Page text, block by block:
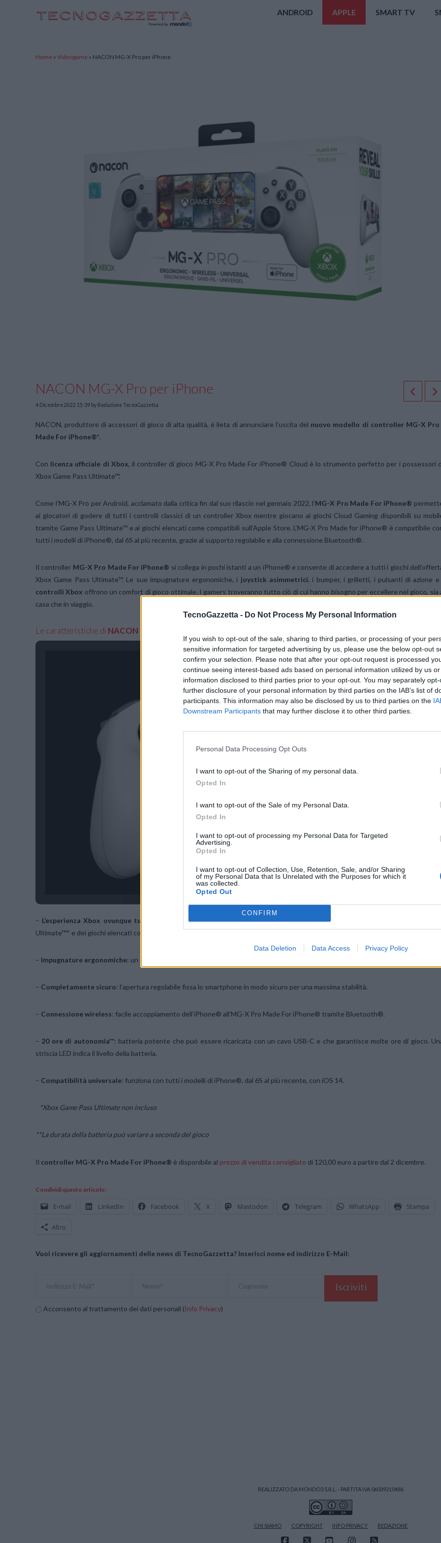
TecnoGazzetta - Do Not Process My Personal Information
If you wish to opt-out of the sale, sharing to third parties, or processing of your
sensitive information for targeted advertising by us, please use the below opt-out
confirm your selection. Please note that after your opt-out request is processed
continue seeing interest-based ads based on personal information utilized by us
information disclosed to third parties prior to your opt-out. You may separately
further disclosure of your personal information by third parties on the IAB’s list of
participants. This information may also be disclosed by us to third parties on the
Downstream Participants that may further disclose it to other third parties.
Personal Data Processing Opt Outs
I want to opt-out of the Sharing of my personal data.
Opted In
I want to opt-out of the Sale of my Personal Data.
Opted In
I want to opt-out of processing my Personal Data for Targeted
Advertising.
Opted In
I want to opt-out of Collection, Use, Retention, Sale, and/or Sharing
of my Personal Data that Is Unrelated with the Purposes for which it
was collected.
Opted Out
CONFIRM
Data Deletion Data Access Privacy Policy
ANDROID APPLE SMART TV
Home » Videogame » NACON MG-X Pro per iPhone
NACON MG-X Pro per iPhone
4 Dicembre 2022 15:39 by Redazione TecnoGazzetta
NACON, produttore di accessori di gioco di alta qualità, è lieta di annunciare l’uscita del nuovo modello di controller MG-X Pro
Made For iPhone®*.
Con licenza ufficiale di Xbox, il controller di gioco MG-X Pro Made For iPhone® Cloud è lo strumento perfetto per i possessori
Xbox Game Pass Ultimate™.
Come l’MG-X Pro per Android, acclamato dalla critica fin dal suo rilascio nel gennaio 2022, l’MG-X Pro Made For iPhone®
ai giocatori di godere di tutti i controlli classici di un controller Xbox mentre giocano ai giochi Cloud Gaming disponibili su
tramite Game Pass Ultimate™ e ai giochi elencati come compatibili sull’Apple Store. L’MG-X Pro Made for iPhone® è compatibile
tutti i modelli di iPhone®, dal 6S al più recente, grazie al supporto regolabile e alla connessione Bluetooth®.
Il controller MG-X Pro Made For iPhone® si collega in pochi istanti a un iPhone® e consente di accedere a tutti i giochi
Xbox Game Pass Ultimate™. Le sue impugnature ergonomiche, i joystick asimmetrici, i bumper, i grilletti, i pulsanti di azione
controlli Xbox offrono un comfort di gioco ottimale. I gamers troveranno tutto ciò di cui hanno bisogno per eccellere nel gioco, sia
casa che in viaggio.
Le caratteristiche di NACON MG-X Pro
– L’esperienza Xbox ovunque tu sia
: progettato per il controller Xbox iPhone®, ideale per godere dell’offerta Xbox Game
Ultimate™* e dei giochi elencati come compatibili sull’Apple Store.
– Impugnature ergonomiche: un design che garantisce comfort ottimale grazie al rivestimento dell’impugnatura.
– Completamente sicuro: l’apertura regolabile fissa lo smartphone in modo sicuro per una massima stabilità.
– Connessione wireless: facile accoppiamento dell’iPhone® all’MG-X Pro Made For iPhone® tramite Bluetooth®.
– 20 ore di autonomia**: batteria potente che può essere ricaricata con un cavo USB-C e che garantisce molte ore di gioco.
striscia LED indica il livello della batteria.
– Compatibilità universale: funziona con tutti i modelli di iPhone®, dal 6S al più recente, con iOS 14.
*Xbox Game Pass Ultimate non incluso
**La durata della batteria può variare a seconda del gioco
Il controller MG-X Pro Made For iPhone® è disponibile al prezzo di vendita consigliato di 120,00 euro a partire dal 2 dicembre.
Condividi questo articolo:
E-mail LinkedIn Facebook X Mastodon Telegram WhatsApp Stampa
Altro
Vuoi ricevere gli aggiornamenti delle news di TecnoGazzetta? Inserisci nome ed indirizzo E-Mail:
Acconsento al trattamento dei dati personali (Info Privacy)
REALIZZATO DA MONDO3 S.R.L. - PARTITA IVA 06039210486
CHI SIAMO COPYRIGHT INFO PRIVACY REDAZIONE